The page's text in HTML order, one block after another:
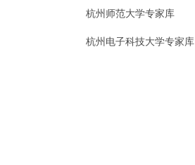
杭州师范大学专家库
杭州电子科技大学专家库